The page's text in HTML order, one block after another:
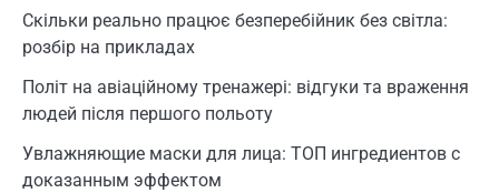
Скільки реально працює безперебійник без світла:
розбір на прикладах
Політ на авіаційному тренажері: відгуки та враження
людей після першого польоту
Увлажняющие маски для лица: ТОП ингредиентов с
доказанным эффектом